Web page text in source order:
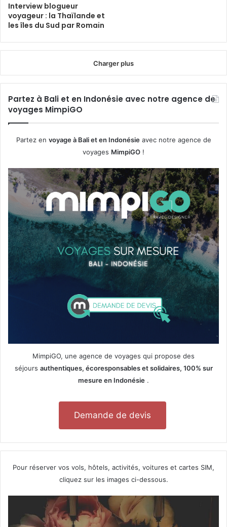
Interview blogueur
voyageur : la Thaïlande et
les îles du Sud par Romain
Charger plus
Partez à Bali et en Indonésie avec notre agence de
voyages MimpiGO
Partez en voyage à Bali et en Indonésieavec notre agence de
voyages MimpiGO !
MimpiGO, une agence de voyages qui propose des
séjours authentiques, écoresponsables et solidaires, 100% sur
mesure en Indonésie .
Demande de devis
Pour réserver vos vols, hôtels, activités, voitures et cartes SIM,
cliquez sur les images ci-dessous.